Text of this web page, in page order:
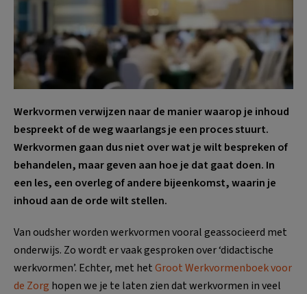
Werkvormen verwijzen naar de manier waarop je inhoud
bespreekt of de weg waarlangs je een proces stuurt.
Werkvormen gaan dus niet over wat je wilt bespreken of
behandelen, maar geven aan hoe je dat gaat doen. In
een les, een overleg of andere bijeenkomst, waarin je
inhoud aan de orde wilt stellen.
Van oudsher worden werkvormen vooral geassocieerd met
onderwijs. Zo wordt er vaak gesproken over ‘didactische
werkvormen’. Echter, met hetGroot Werkvormenboek voor
de Zorg hopen we je te laten zien dat werkvormen in veel